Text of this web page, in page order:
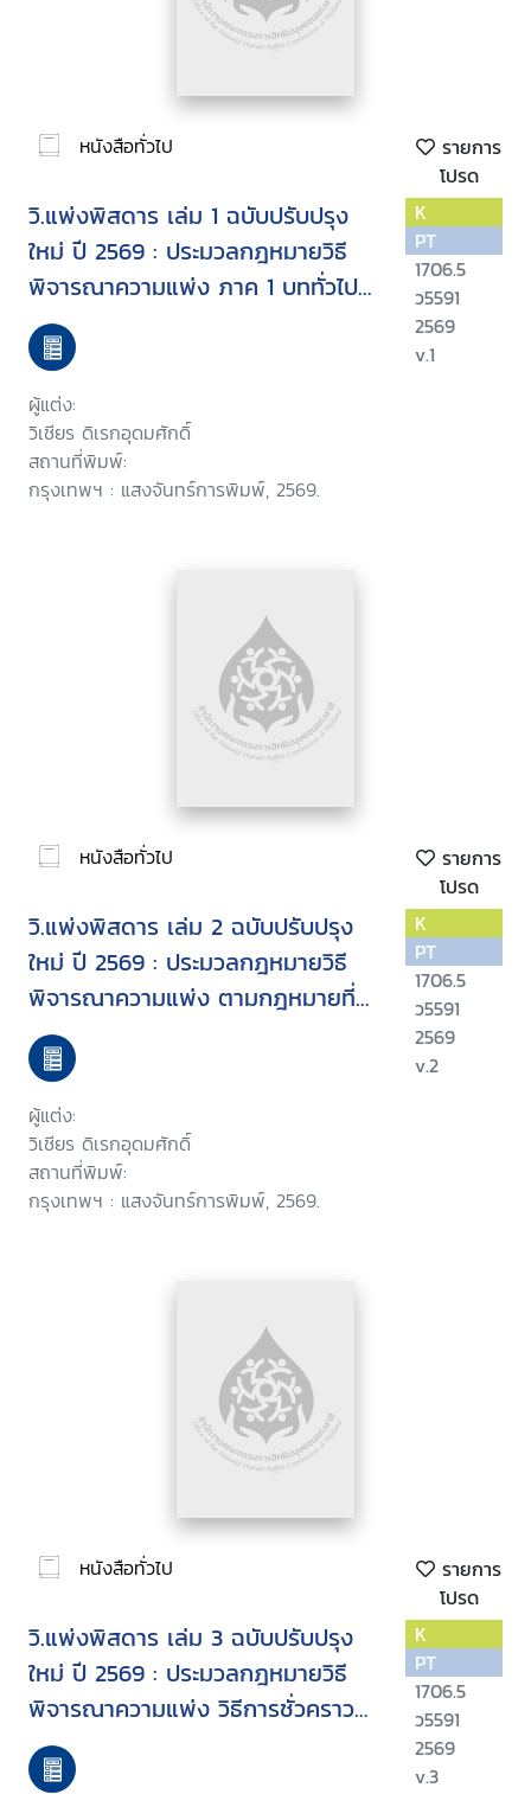
หนังสือทั่วไป
รายการ
โปรด
วิ.แพ่งพิสดาร เล่ม 1 ฉบับปรับปรุง
ใหม่ ปี 2569 : ประมวลกฎหมายวิธี
พิจารณาความแพ่ง ภาค 1 บททั่วไป
ศาล คู่ความ การยื่นและการส่งคำคู่
ความและเอกสาร
ผู้แต่ง:
วิเชียร ดิเรกอุดมศักดิ์
สถานที่พิมพ์:
กรุงเทพฯ : แสงจันทร์การพิมพ์, 2569.
K
PT
1706.5
ว5591
2569
v.1
หนังสือทั่วไป
รายการ
โปรด
วิ.แพ่งพิสดาร เล่ม 2 ฉบับปรับปรุง
ใหม่ ปี 2569 : ประมวลกฎหมายวิธี
พิจารณาความแพ่ง ตามกฎหมายที่
แก้ไขใหม่ (แก้ไขใหม่ล่าสุด) ภาค 2
วิธีพิจารณาคดีในศาลชั้นต้น วิธี
พิจารณาคดีมโนสาเร่ การพิจารณา
โดยขาดนัด ภาค 3 อุทธรณ์ ฎีกา
ผู้แต่ง:
วิเชียร ดิเรกอุดมศักดิ์
สถานที่พิมพ์:
กรุงเทพฯ : แสงจันทร์การพิมพ์, 2569.
K
PT
1706.5
ว5591
2569
v.2
หนังสือทั่วไป
รายการ
โปรด
วิ.แพ่งพิสดาร เล่ม 3 ฉบับปรับปรุง
ใหม่ ปี 2569 : ประมวลกฎหมายวิธี
พิจารณาความแพ่ง วิธีการชั่วคราว
ก่อนพิพากษา และการบังคับตามคำ
พิพากษาหรือคำสั่ง
K
PT
1706.5
ว5591
2569
v.3